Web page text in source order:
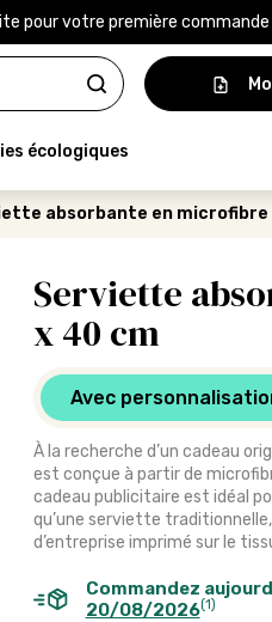
pour votre première commande
écologiques
absorbante en microfibre
Serviette
x 40 cm
Avec
À la recherche d’un cadeau
est conçue à partir de
cadeau publicitaire est idéal
qu’une serviette
d’entreprise imprimé sur le
Commandez
20/08/2026(1)